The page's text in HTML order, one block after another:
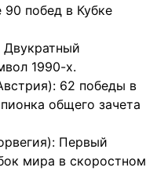
побед в Кубке
Двукратный
1990-х.
62 победы в
общего зачета
Первый
мира в скоростном